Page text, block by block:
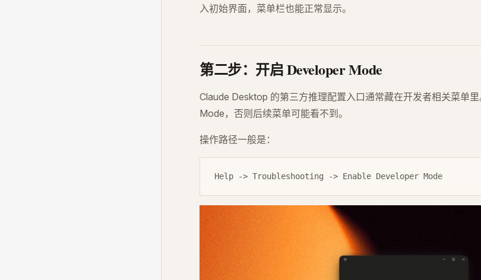
入初始界面，菜单栏也能正常显示。
第二步：开启 Developer Mode
Claude Desktop 的第三方推理配置入口通常藏在开发者相关菜单
Mode，否则后续菜单可能看不到。
操作路径一般是：
Help -> Troubleshooting -> Enable Developer Mode